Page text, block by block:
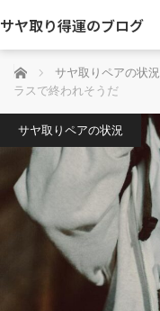
サヤ取り得運のブログ
ホーム サヤ取りペアの状況
ラスで終われそうだ
サヤ取りペアの状況